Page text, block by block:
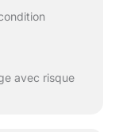
avec risque